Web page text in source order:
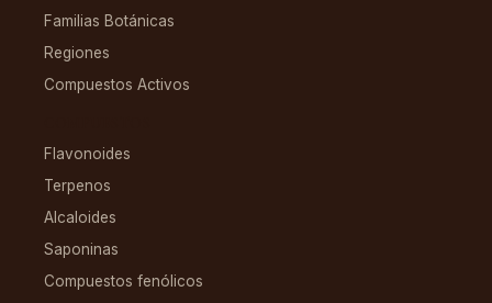
Familias Botánicas
Regiones
Compuestos Activos
Flavonoides
Terpenos
Alcaloides
Saponinas
Compuestos fenólicos